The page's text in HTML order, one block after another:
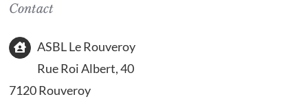
Contact
ASBL Le Rouveroy
Rue Roi Albert, 40
7120 Rouveroy